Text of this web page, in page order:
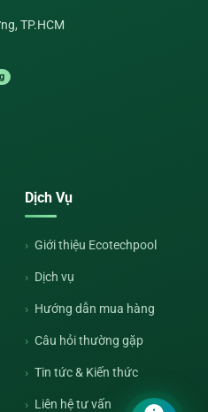
TP.HCM
Dịch Vụ
Giới thiệu Ecotechpool
Dịch vụ
Hướng dẫn mua hàng
Câu hỏi thường gặp
Tin tức & Kiến thức
Liên hệ tư vấn